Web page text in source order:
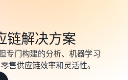
链解决方案
专门构建的分析、机器学习
售供应链效率和灵活性。